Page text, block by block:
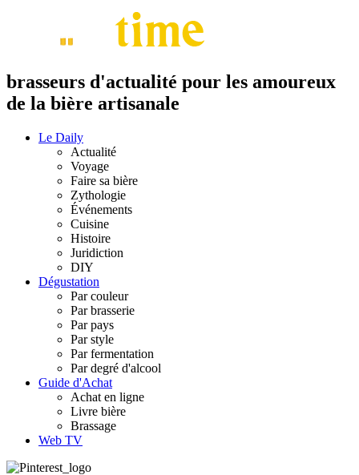
brasseurs d'actualité pour les amoureux
de la bière artisanale
Le Daily
Actualité
Voyage
Faire sa bière
Zythologie
Événements
Cuisine
Histoire
Juridiction
DIY
Dégustation
Par couleur
Par brasserie
Par pays
Par style
Par fermentation
Par degré d'alcool
Guide d'Achat
Achat en ligne
Livre bière
Brassage
Web TV